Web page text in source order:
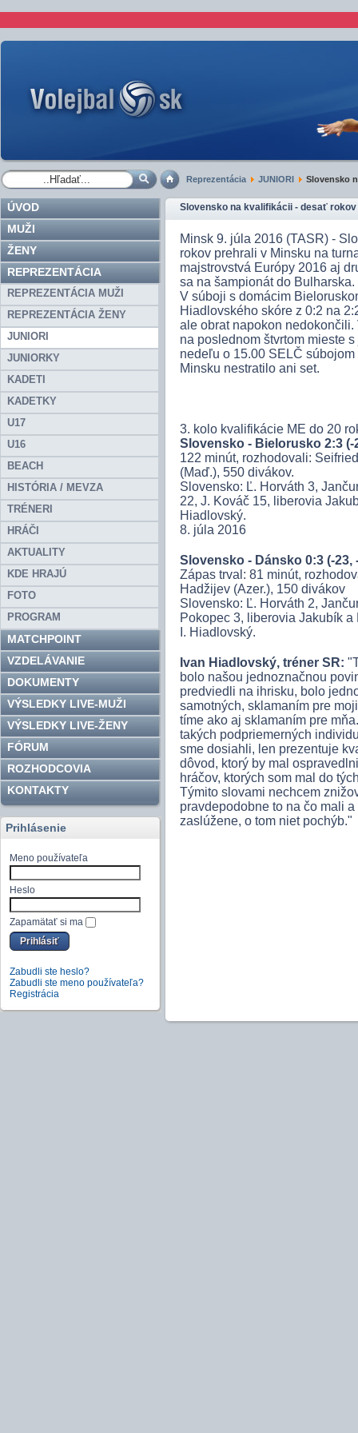
Reprezentácia JUNIORI Slovensko
ÚVOD
MUŽI
ŽENY
REPREZENTÁCIA
REPREZENTÁCIA MUŽI
REPREZENTÁCIA ŽENY
JUNIORI
JUNIORKY
KADETI
KADETKY
U17
U16
BEACH
HISTÓRIA / MEVZA
TRÉNERI
HRÁČI
AKTUALITY
KDE HRAJÚ
FOTO
PROGRAM
MATCHPOINT
VZDELÁVANIE
DOKUMENTY
VÝSLEDKY LIVE-MUŽI
VÝSLEDKY LIVE-ŽENY
FÓRUM
ROZHODCOVIA
KONTAKTY
Prihlásenie
Meno používateľa
Heslo
Zapamätať si ma
Zabudli ste heslo?
Zabudli ste meno používateľa?
Registrácia
Slovensko na kvalifikácii - desať rokov
Minsk 9. júla 2016 (TASR) -
rokov prehrali v Minsku na
majstrovstvá Európy 2016 aj
sa na šampionát do Bulharska.
V súboji s domácim
Hiadlovského skóre z 0:2 na
ale obrat napokon
na poslednom štvrtom mieste
nedeľu o 15.00 SELČ
Minsku nestratilo ani set.
3. kolo kvalifikácie ME do 20
Slovensko - Bielorusko 2:3 (-
122 minút, rozhodovali:
(Maď.), 550 divákov.
Slovensko: Ľ. Horváth 3,
22, J. Kováč 15, liberovia
Hiadlovský.
8. júla 2016
Slovensko - Dánsko 0:3 (-23,
Zápas trval: 81 minút,
Hadžijev (Azer.), 150 divákov
Slovensko: Ľ. Horváth 2,
Pokopec 3, liberovia Jakubík
I. Hiadlovský.
Ivan Hiadlovský, tréner SR:
bolo našou jednoznačnou
predviedli na ihrisku, bolo
samotných, sklamaním pre
tíme ako aj sklamaním pre
takých podpriemerných
sme dosiahli, len prezentuje
dôvod, ktorý by mal
hráčov, ktorých som mal do
Týmito slovami nechcem
pravdepodobne to na čo mali
zaslúžene, o tom niet pochýb."